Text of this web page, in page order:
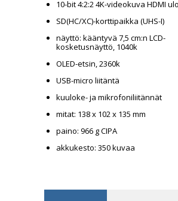
10-bit 4:2:2 4K-videokuva HDMI
SD(HC/XC)-korttipaikka (UHS-I)
näyttö: kääntyvä 7,5 cm:n LCD-
kosketusnäyttö, 1040k
OLED-etsin, 2360k
USB-micro liitäntä
kuuloke- ja mikrofoniliitännät
mitat: 138 x 102 x 135 mm
paino: 966 g CIPA
akkukesto: 350 kuvaa